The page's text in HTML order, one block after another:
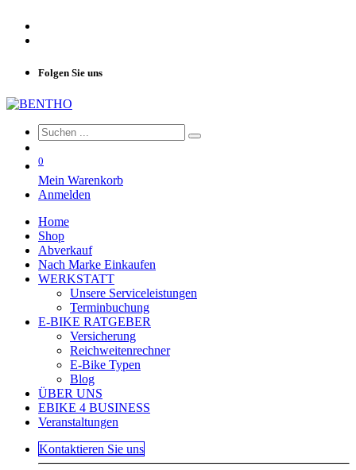
Folgen Sie uns
0
Mein Warenkorb
Anmelden
Home
Shop
Abverkauf
Nach Marke Einkaufen
WERKSTATT
Unsere Serviceleistungen
Terminbuchung
E-BIKE RATGEBER
Versicherung
Reichweitenrechner
E-Bike Typen
Blog
ÜBER UNS
EBIKE 4 BUSINESS
Veranstaltungen
Kontaktieren Sie uns